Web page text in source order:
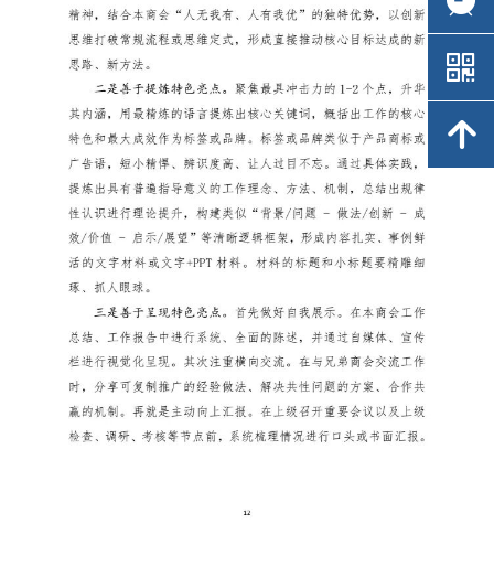
낃
녕
낃
녕